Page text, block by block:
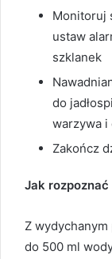
Monitoruj
ustaw
szklanek
do
warzywa i
Zakończ
Jak
Z
do 500 ml